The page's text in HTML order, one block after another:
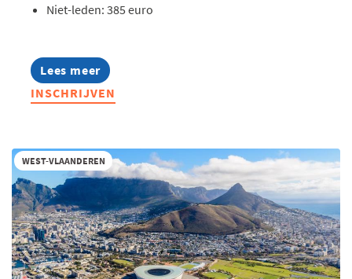
Niet-leden: 385 euro
Lees meer
about
Opleiding:
Zo
EU-
regels
rond
loontransparantie
toe
in
jouw
onderneming
INSCHRIJVEN
WEST-VLAANDEREN